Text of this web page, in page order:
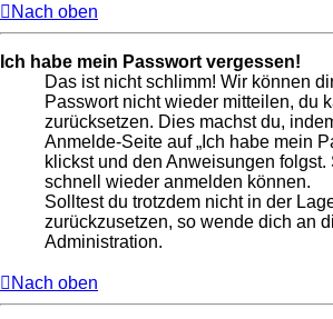
Nach oben
Ich habe mein Passwort vergessen!
Das ist nicht schlimm! Wir können
Passwort nicht wieder mitteilen, du
zurücksetzen. Dies machst du,
Anmelde-Seite auf „Ich habe mein
klickst und den Anweisungen folgst.
schnell wieder anmelden können.
Solltest du trotzdem nicht in der
zurückzusetzen, so wende dich an
Administration.
Nach oben